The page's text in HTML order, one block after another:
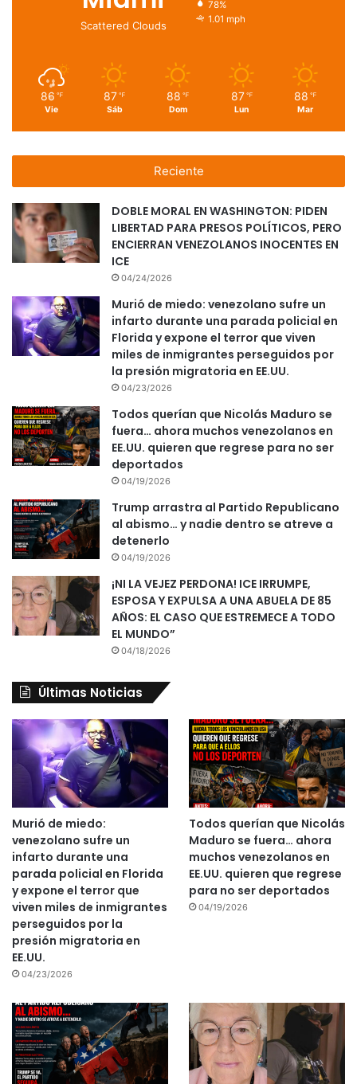
Scattered Clouds
78%
1.01 mph
86 ℉
Vie
87 ℉
Sáb
88 ℉
Dom
87 ℉
Lun
88 ℉
Mar
Reciente
DOBLE MORAL EN WASHINGTON: PIDEN
LIBERTAD PARA PRESOS POLÍTICOS, PERO
ENCIERRAN VENEZOLANOS INOCENTES EN
ICE
04/24/2026
Murió de miedo: venezolano sufre un
infarto durante una parada policial en
Florida y expone el terror que viven
miles de inmigrantes perseguidos por
la presión migratoria en EE.UU.
04/23/2026
Todos querían que Nicolás Maduro se
fuera… ahora muchos venezolanos en
EE.UU. quieren que regrese para no ser
deportados
04/19/2026
Trump arrastra al Partido Republicano
al abismo… y nadie dentro se atreve a
detenerlo
04/19/2026
¡NI LA VEJEZ PERDONA! ICE IRRUMPE,
ESPOSA Y EXPULSA A UNA ABUELA DE 85
AÑOS: EL CASO QUE ESTREMECE A TODO
EL MUNDO”
04/18/2026
Últimas Noticias
Murió de miedo:
venezolano sufre un
infarto durante una
parada policial en Florida
y expone el terror que
viven miles de inmigrantes
perseguidos por la
presión migratoria en
EE.UU.
04/23/2026
Todos querían que Nicolás
Maduro se fuera… ahora
muchos venezolanos en
EE.UU. quieren que regrese
para no ser deportados
04/19/2026